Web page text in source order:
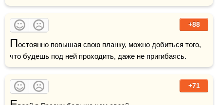
+88
Постоянно повышая свою планку, можно добиться того,
что будешь под ней проходить, даже не пригибаясь.
+71